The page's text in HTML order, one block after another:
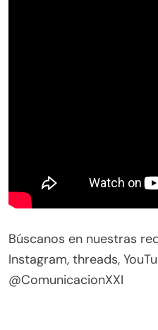
Búscanos en nuestras
Instagram, threads,
@ComunicacionXXI